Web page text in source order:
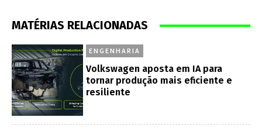
MATÉRIAS RELACIONADAS
ENGENHARIA
Volkswagen aposta em IA para
tornar produção mais eficiente e
resiliente